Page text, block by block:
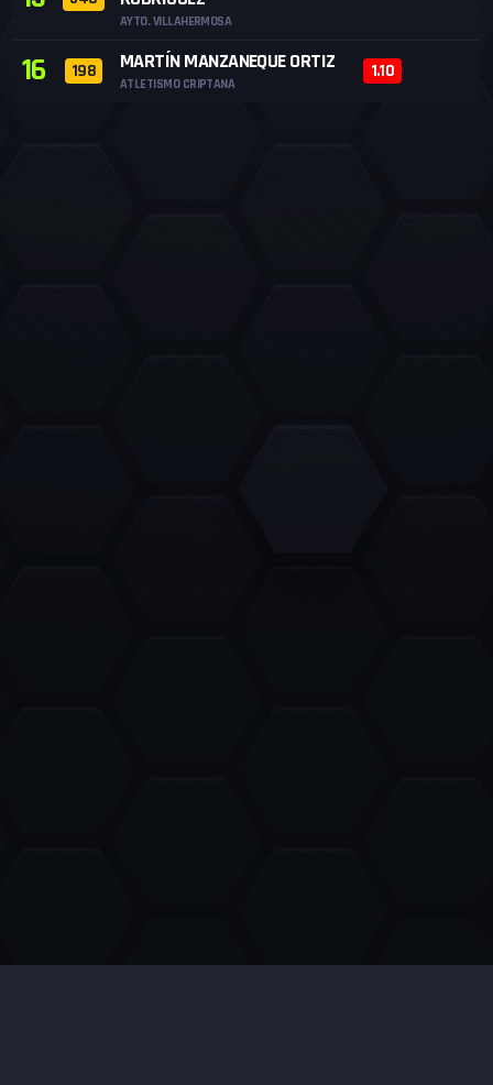
AYTO. VILLAHERMOSA
16 198 MARTÍN MANZANEQUE ORTIZ
ATLETISMO CRIPTANA
1.10